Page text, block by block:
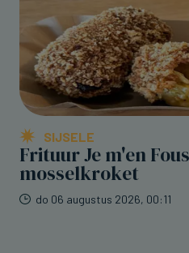
SIJSELE
Frituur Je m'en
mosselkroket
do 06 augustus 2026, 00:11